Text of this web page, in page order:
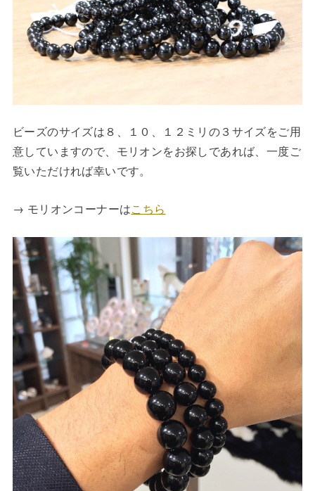
ビーズのサイズは８、１０、１２ミリの３サイズをご用
意していますので、モリオンをお探しであれば、一度ご
覧いただければ幸いです。
→ モリオンコーナーはこちら